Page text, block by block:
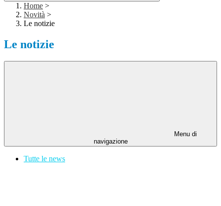
Home >
Novità >
Le notizie
Le notizie
Menu di
navigazione
Tutte le news